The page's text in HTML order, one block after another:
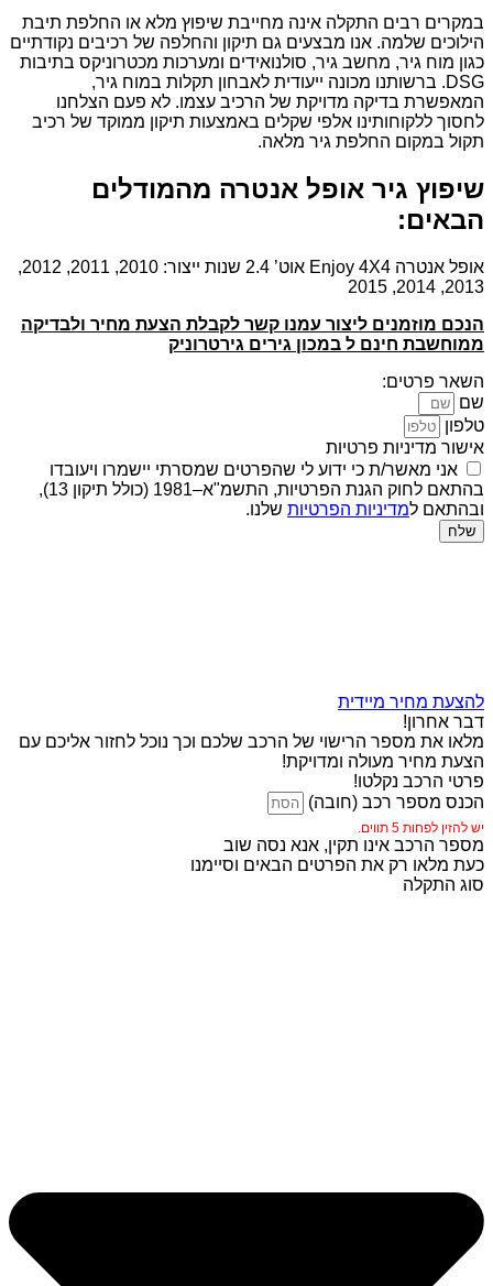
במקרים רבים התקלה אינה מחייבת שיפוץ מלא או החלפת תיבת
הילוכים שלמה. אנו מבצעים גם תיקון והחלפה של רכיבים נקודתיים
כגון מוח גיר, מחשב גיר, סולנואידים ומערכות מכטרוניקס בתיבות
DSG. ברשותנו מכונה ייעודית לאבחון תקלות במוח גיר,
המאפשרת בדיקה מדויקת של הרכיב עצמו. לא פעם הצלחנו
לחסוך ללקוחותינו אלפי שקלים באמצעות תיקון ממוקד של רכיב
תקול במקום החלפת גיר מלאה.
שיפוץ גיר אופל אנטרה מהמודלים
הבאים:
אופל אנטרה Enjoy 4X4 אוט’ 2.4 שנות ייצור: 2010, 2011, 2012,
2013, 2014, 2015
הנכם מוזמנים ליצור עמנו קשר לקבלת הצעת מחיר ולבדיקה
ממוחשבת חינם ל במכון גירים גירטרוניק
השאר פרטים:
שם
טלפון
אישור מדיניות פרטיות
אני מאשר/ת כי ידוע לי שהפרטים שמסרתי יישמרו ויעובדו
בהתאם לחוק הגנת הפרטיות, התשמ"א–1981 (כולל תיקון 13),
ובהתאם למדיניות הפרטיות שלנו.
שלח
להצעת מחיר מיידית
דבר אחרון!
מלאו את מספר הרישוי של הרכב שלכם וכך נוכל לחזור אליכם עם
הצעת מחיר מעולה ומדויקת!
פרטי הרכב נקלטו!
הכנס מספר רכב (חובה)
יש להזין לפחות 5 תווים.
מספר הרכב אינו תקין, אנא נסה שוב
כעת מלאו רק את הפרטים הבאים וסיימנו
סוג התקלה